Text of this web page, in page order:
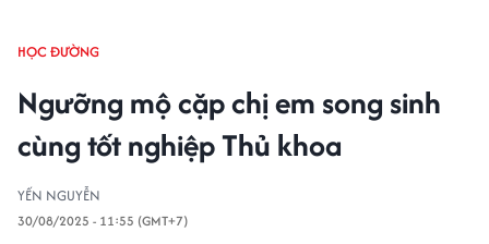
HỌC ĐƯỜNG
Ngưỡng mộ cặp chị em song sinh
cùng tốt nghiệp Thủ khoa
YẾN NGUYỄN
30/08/2025 - 11:55 (GMT+7)